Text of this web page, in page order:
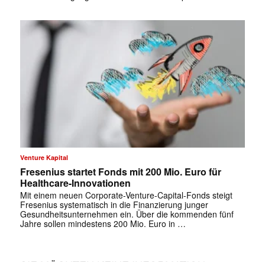
Venture Kapital
Fresenius startet Fonds mit 200 Mio. Euro für
Healthcare-Innovationen
Mit einem neuen Corporate-Venture-Capital-Fonds steigt
Fresenius systematisch in die Finanzierung junger
Gesundheitsunternehmen ein. Über die kommenden fünf
Jahre sollen mindestens 200 Mio. Euro in …